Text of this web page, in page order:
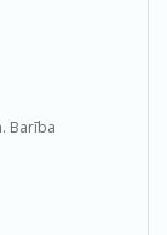
Barība